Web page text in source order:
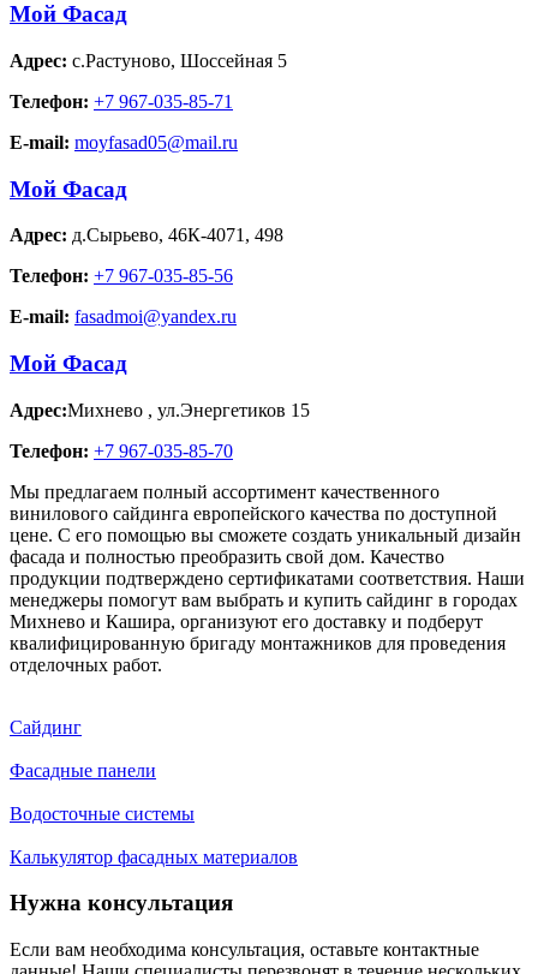
Мой Фасад
Адрес: с.Растуново, Шоссейная 5
Телефон: +7 967-035-85-71
E-mail: moyfasad05@mail.ru
Мой Фасад
Адрес: д.Сырьево, 46К-4071, 498
Телефон: +7 967-035-85-56
E-mail: fasadmoi@yandex.ru
Мой Фасад
Адрес:Михнево , ул.Энергетиков 15
Телефон: +7 967-035-85-70
Мы предлагаем полный ассортимент качественного
винилового сайдинга европейского качества по доступной
цене. С его помощью вы сможете создать уникальный дизайн
фасада и полностью преобразить свой дом. Качество
продукции подтверждено сертификатами соответствия. Наши
менеджеры помогут вам выбрать и купить сайдинг в городах
Михнево и Кашира, организуют его доставку и подберут
квалифицированную бригаду монтажников для проведения
отделочных работ.
Сайдинг
Фасадные панели
Водосточные системы
Калькулятор фасадных материалов
Нужна консультация
Если вам необходима консультация, оставьте контактные